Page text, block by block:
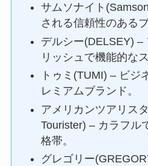
サムソナイト
される信頼性のある
デルシー(DELSEY) –
リッシュで機能的な
トゥミ(TUMI) – ビジ
レミアムブランド。
アメリカンツアリス
Tourister) – カラフル
格帯。
グレゴリー